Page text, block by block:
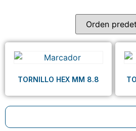
TORNILLO HEX MM 8.8